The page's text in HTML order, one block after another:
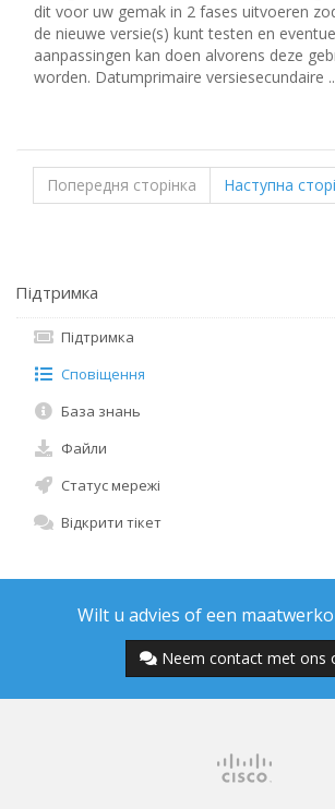
dit voor uw gemak in 2 fases uitvoeren
de nieuwe versie(s) kunt testen en
aanpassingen kan doen alvorens deze
worden. Datumprimaire versiesecundaire
Попередня сторінка Наступна
Підтримка
Підтримка
Сповіщення
База знань
Файли
Статус мережі
Відкрити тікет
Wilt u advies of een
Neem contact met ons